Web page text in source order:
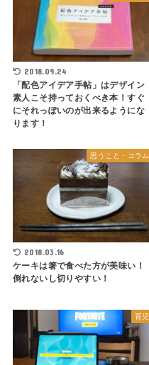
2018.09.24
「配色アイデア手帖」はデザイン
素人こそ持っておくべき本！すぐ
にそれっぽいのが出来るようにな
ります！
思うこと・コラム
2018.03.16
ケーキは箸で食べた方が美味い！
倒れないし切りやすい！
育児